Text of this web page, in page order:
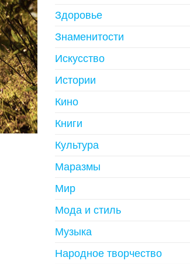
Здоровье
Знаменитости
Искусство
Истории
Кино
Книги
Культура
Маразмы
Мир
Мода и стиль
Музыка
Народное творчество